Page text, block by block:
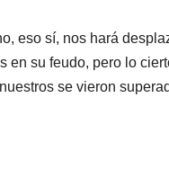
eso sí, nos hará
en su feudo, pero lo
se vieron